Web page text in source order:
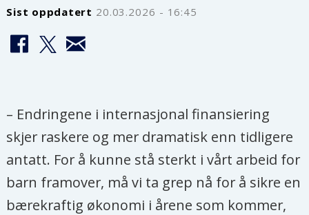
Sist oppdatert
20.03.2026 - 16:45
– Endringene i internasjonal finansiering
skjer raskere og mer dramatisk enn tidligere
antatt. For å kunne stå sterkt i vårt arbeid for
barn framover, må vi ta grep nå for å sikre en
bærekraftig økonomi i årene som kommer,